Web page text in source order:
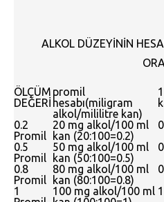
ALKOL DÜZEYİNİN
ÖLÇÜM
DEĞERİ
promil
hesabı(miligram
alkol/mililitre kan)
0.2
Promil
20 mg alkol/100 ml
kan (20:100=0.2)
0.5
Promil
50 mg alkol/100 ml
kan (50:100=0.5)
0.8
Promil
80 mg alkol/100 ml
kan (80:100=0.8)
1
100 mg alkol/100 ml